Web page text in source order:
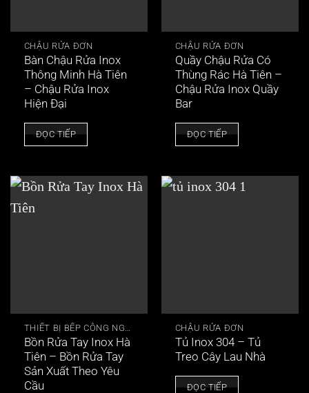
CHẬU RỬA ĐƠN
Bàn Chậu Rửa Inox
Thông Minh Hà Tiên
– Chậu Rửa Inox
Hiện Đại
ĐỌC TIẾP
CHẬU RỬA ĐƠN
Quầy Chậu Rửa Có
Thùng Rác Hà Tiên –
Chậu Rửa Inox Quầy
Bar
ĐỌC TIẾP
Bồn Rửa Tay Inox Hà
Tiên – Bồn Rửa Tay
Sản Xuất Theo Yêu
Cầu
CHẬU RỬA ĐƠN
Tủ Inox 304 – Tủ
Treo Cây Lau Nhà
ĐỌC TIẾP